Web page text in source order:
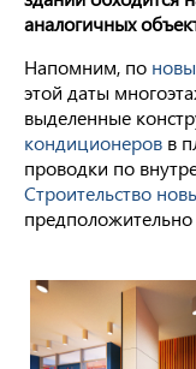
аналогичных
Напомним, по
этой даты
выделенные
кондиционеров в
проводки по
Строительство
предположительно